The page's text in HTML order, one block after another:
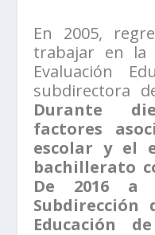
En 2005,
trabajar en la
Evaluación
subdirectora
Durante
factores
escolar y el
bachillerato
De 2016 a
Subdirección
Educación